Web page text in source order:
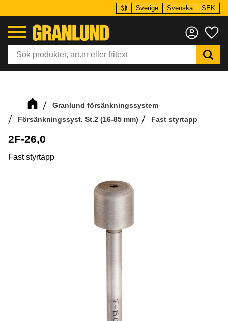
Sverige Svenska SEK
Granlund försänkningssystem
Försänkningssyst. St.2 (16-85 mm)
Fast styrtapp
2F-26,0
Fast styrtapp